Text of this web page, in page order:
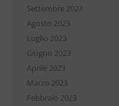
Settembre 2023
Agosto 2023
Luglio 2023
Giugno 2023
Aprile 2023
Marzo 2023
Febbraio 2023